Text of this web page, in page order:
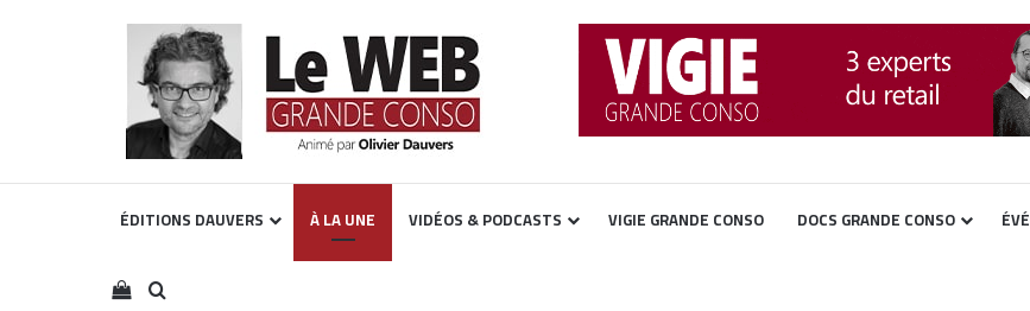
ÉDITIONS DAUVERS À LA UNE VIDÉOS & PODCASTS VIGIE GRANDE CONSO DOCS GRANDE CONSO
Voir votre panier
Rechercher